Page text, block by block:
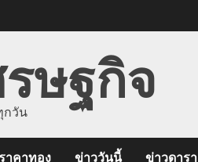
ษฐกิจ
กวัน
าคาทอง ข่าววันนี้ ข่าวดารา